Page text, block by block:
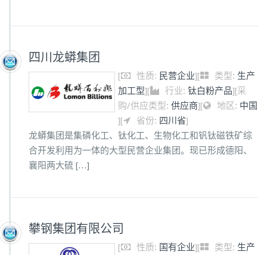
四川龙蟒集团
[ 性质: 民营企业][ 类型: 生产
加工型][ 行业: 钛白粉产品][采
购/供应类型: 供应商][ 地区: 中国
][ 省份: 四川省]
龙蟒集团是集磷化工、钛化工、生物化工和钒钛磁铁矿综
合开发利用为一体的大型民营企业集团。现已形成德阳、
襄阳两大硫 […]
攀钢集团有限公司
[ 性质: 国有企业][ 类型: 生产